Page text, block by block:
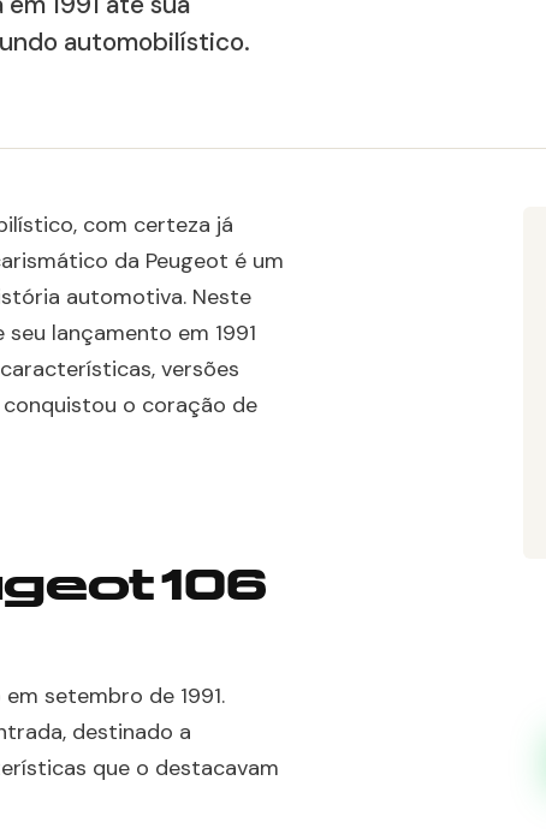
automobilístico.
com certeza já
da Peugeot é um
automotiva. Neste
lançamento em 1991
versões
o coração de
106
setembro de 1991.
destinado a
que o destacavam